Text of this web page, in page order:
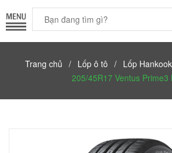
Trang chủ / Lốp ô tô / Lốp Hankook
205/45R17 Ventus Prime3